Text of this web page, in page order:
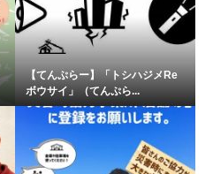
【てんぷらー】「トシハジメRe
ボウサイ」（てんぷら...